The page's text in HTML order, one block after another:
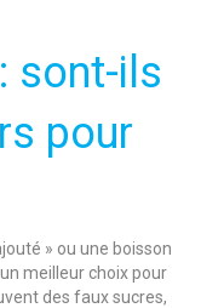
sont-ils
pour
» ou une boisson
meilleur choix pour
des faux sucres,